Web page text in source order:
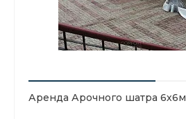
Аренда Арочного шатра 6х6м